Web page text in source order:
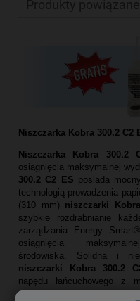
Niszczarka Kobra 300.2 C2
Niszczarka Kobra 300.2
osiągnięcia maksymalnej
300.2 C2 ES posiada
technologią prowadzenia
(310 mm) niszczarki
szybkie rozdrabnianie
zarządzania Energy
osiągnięcia
środowiska. Solidna i
niszczarki Kobra 300.2
napędu łańcuchowego z
posiada specjalne,